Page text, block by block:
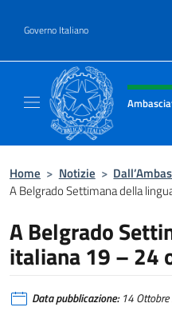
Governo Italiano
Intestazione
Home > Notizie >
A Belgrado Settimana della
A Belgrado
italiana 19 – 24
Data pubblicazione:14